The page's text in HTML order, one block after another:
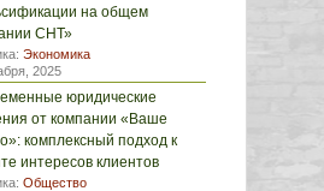
на общем
СНТ»
Экономика
2025
юридические
от компании «Ваше
комплексный подход к
интересов клиентов
Общество